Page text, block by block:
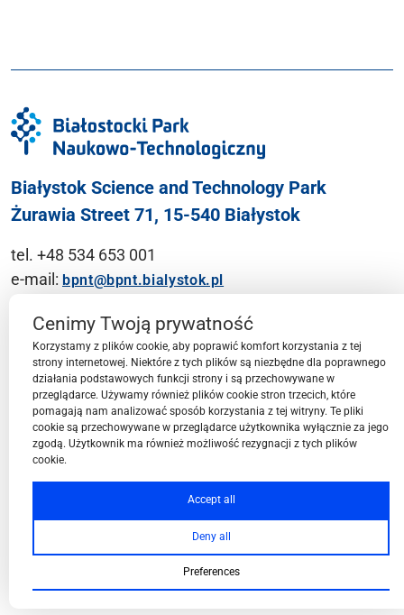
Białystok Science and Technology Park
Żurawia Street 71, 15-540 Białystok
tel. +48 534 653 001
e-mail: bpnt@bpnt.bialystok.pl
Contact
BPN-T Area
BPN-T Offer
Cenimy Twoją prywatność
Korzystamy z plików cookie, aby poprawić komfort korzystania z tej
strony internetowej. Niektóre z tych plików są niezbędne dla poprawnego
działania podstawowych funkcji strony i są przechowywane w
przeglądarce. Używamy również plików cookie stron trzecich, które
pomagają nam analizować sposób korzystania z tej witryny. Te pliki
cookie są przechowywane w przeglądarce użytkownika wyłącznie za jego
zgodą. Użytkownik ma również możliwość rezygnacji z tych plików
cookie.
Accept all
Deny all
Preferences